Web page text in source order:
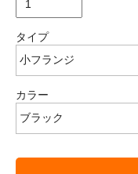
タイプ
カラー